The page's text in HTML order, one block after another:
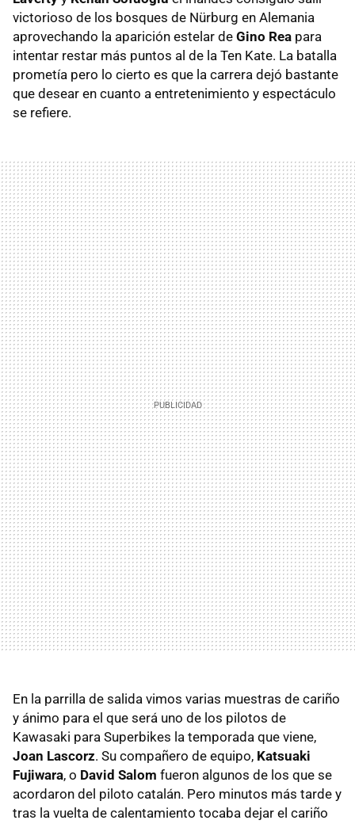
victorioso de los bosques de Nürburg en Alemania
aprovechando la aparición estelar de Gino Rea para
intentar restar más puntos al de la Ten Kate. La batalla
prometía pero lo cierto es que la carrera dejó bastante
que desear en cuanto a entretenimiento y espectáculo
se refiere.
En la parrilla de salida vimos varias muestras de cariño
y ánimo para el que será uno de los pilotos de
Kawasaki para Superbikes la temporada que viene,
Joan Lascorz. Su compañero de equipo, Katsuaki
Fujiwara, o David Salom fueron algunos de los que se
acordaron del piloto catalán. Pero minutos más tarde y
tras la vuelta de calentamiento tocaba dejar el cariño